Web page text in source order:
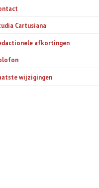
Cartusiana
afkortingen
wijzigingen